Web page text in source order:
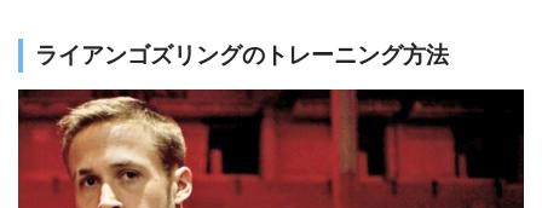
ライアンゴズリングのトレーニング方法